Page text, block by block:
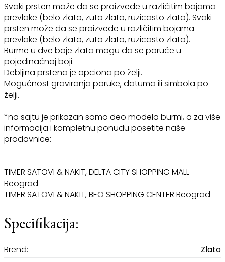
Svaki prsten može da se proizvede u različitim bojama
prevlake (belo zlato, zuto zlato, ruzicasto zlato). Svaki
prsten može da se proizvede u različitim bojama
prevlake (belo zlato, zuto zlato, ruzicasto zlato).
Burme u dve boje zlata mogu da se poruče u
pojedinačnoj boji.
Debljina prstena je opciona po želji.
Mogućnost graviranja poruke, datuma ili simbola po
želji.
*na sajtu je prikazan samo deo modela burmi, a za više
informacija i kompletnu ponudu posetite naše
prodavnice:
TIMER SATOVI & NAKIT, DELTA CITY SHOPPING MALL
Beograd
TIMER SATOVI & NAKIT, BEO SHOPPING CENTER Beograd
Specifikacija:
Brend:
Zlato